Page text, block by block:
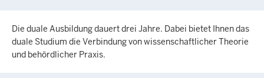
Die duale Ausbildung dauert drei Jahre. Dabei bietet Ihnen das
duale Studium die Verbindung von wissenschaftlicher Theorie
und behördlicher Praxis.